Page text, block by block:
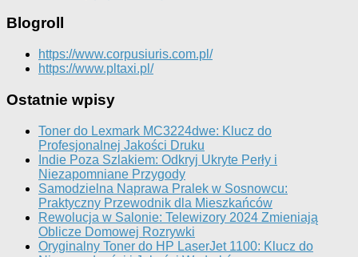
Blogroll
https://www.corpusiuris.com.pl/
https://www.pltaxi.pl/
Ostatnie wpisy
Toner do Lexmark MC3224dwe: Klucz do
Profesjonalnej Jakości Druku
Indie Poza Szlakiem: Odkryj Ukryte Perły i
Niezapomniane Przygody
Samodzielna Naprawa Pralek w Sosnowcu:
Praktyczny Przewodnik dla Mieszkańców
Rewolucja w Salonie: Telewizory 2024 Zmieniają
Oblicze Domowej Rozrywki
Oryginalny Toner do HP LaserJet 1100: Klucz do